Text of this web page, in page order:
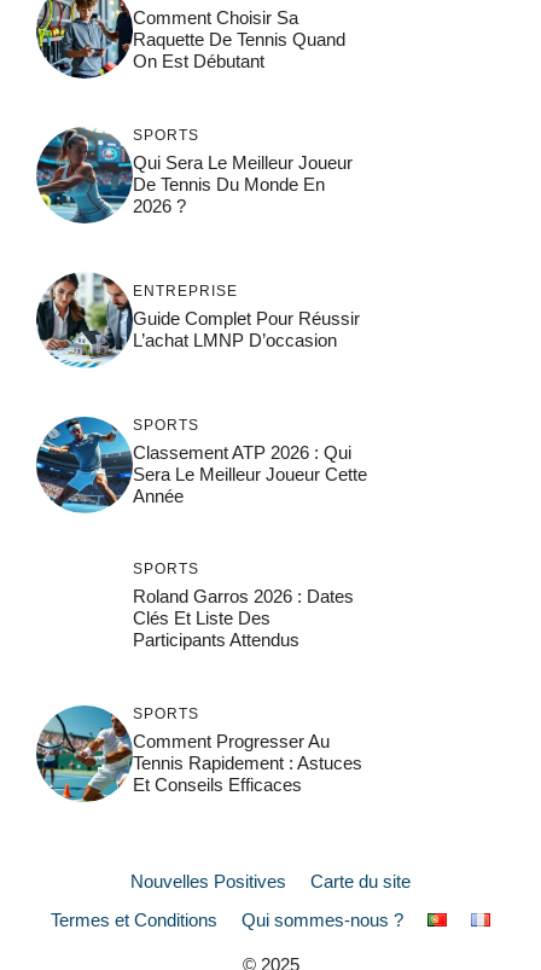
Comment Choisir Sa
Raquette De Tennis Quand
On Est Débutant
SPORTS
Qui Sera Le Meilleur Joueur
De Tennis Du Monde En
2026 ?
ENTREPRISE
Guide Complet Pour Réussir
L’achat LMNP D’occasion
SPORTS
Classement ATP 2026 : Qui
Sera Le Meilleur Joueur Cette
Année
SPORTS
Roland Garros 2026 : Dates
Clés Et Liste Des
Participants Attendus
SPORTS
Comment Progresser Au
Tennis Rapidement : Astuces
Et Conseils Efficaces
Nouvelles Positives
Carte du site
Termes et Conditions
Qui sommes-nous ?
© 2025